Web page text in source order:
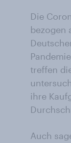
Die
bezogen
treffen
ihre
Auch